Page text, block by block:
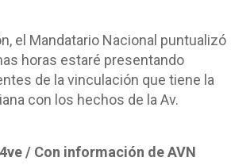
el Mandatario Nacional puntualizó
horas estaré presentando
de la vinculación que tiene la
con los hechos de la Av.
/ Con información de AVN